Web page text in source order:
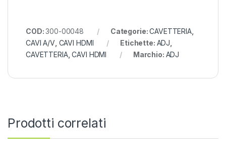
COD:300-00048 Categorie:CAVETTERIA,
CAVI A/V, CAVI HDMI Etichette: ADJ
CAVETTERIA,CAVI HDMI Marchio: ADJ
Prodotti correlati